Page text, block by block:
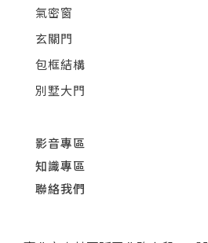
氣密窗
玄關門
包框結構
別墅大門
影音專區
知識專區
聯絡我們